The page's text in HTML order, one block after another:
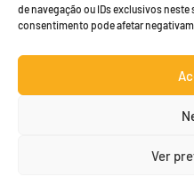
de navegação ou IDs exclusivos
consentimento pode afetar
Ver
Inicio
do